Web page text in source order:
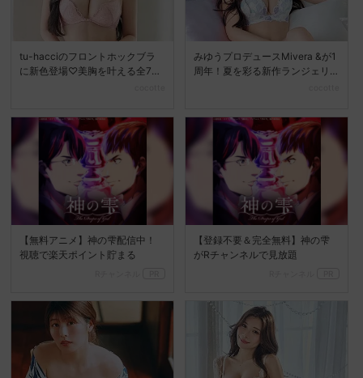
tu-hacciのフロントホックブラ
に新色登場♡美胸を叶える全7色
みゆうプロデュースMivera &が1
周年！夏を彩る新作ランジェリ
【無料アニメ】神の雫配信中！
視聴で楽天ポイント貯まる
【登録不要＆完全無料】神の雫
がRチャンネルで見放題